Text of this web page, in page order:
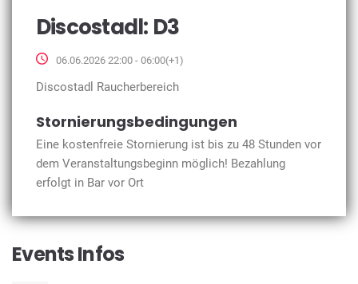
Discostadl: D3
06.06.2026 22:00 - 06:00(+1)
Discostadl Raucherbereich
Stornierungsbedingungen
Eine kostenfreie Stornierung ist bis zu 48 Stunden vor
dem Veranstaltungsbeginn möglich! Bezahlung
erfolgt in Bar vor Ort
Events Infos